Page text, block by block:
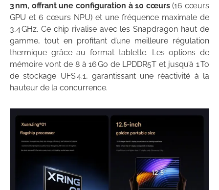
3 nm, offrant une configuration à 10 cœurs(16 cœurs
GPU et 6 cœurs NPU) et une fréquence maximale de
3,4 GHz. Ce chip rivalise avec les Snapdragon haut de
gamme, tout en profitant d’une meilleure régulation
thermique grâce au format tablette. Les options de
mémoire vont de 8 à 16 Go de LPDDR5T et jusqu’à 1 To
de stockage UFS 4.1, garantissant une réactivité à la
hauteur de la concurrence.